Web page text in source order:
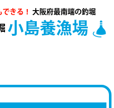
きる！ 大阪府最南端の釣堀
小島養漁場